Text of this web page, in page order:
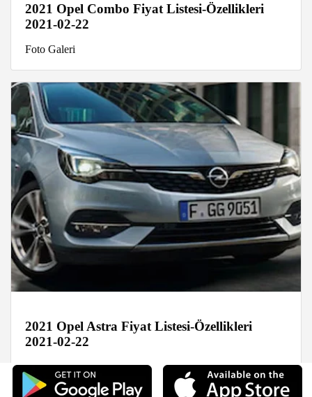
2021 Opel Combo Fiyat Listesi-Özellikleri
2021-02-22
Foto Galeri
2021 Opel Astra Fiyat Listesi-Özellikleri
2021-02-22
Foto Galeri